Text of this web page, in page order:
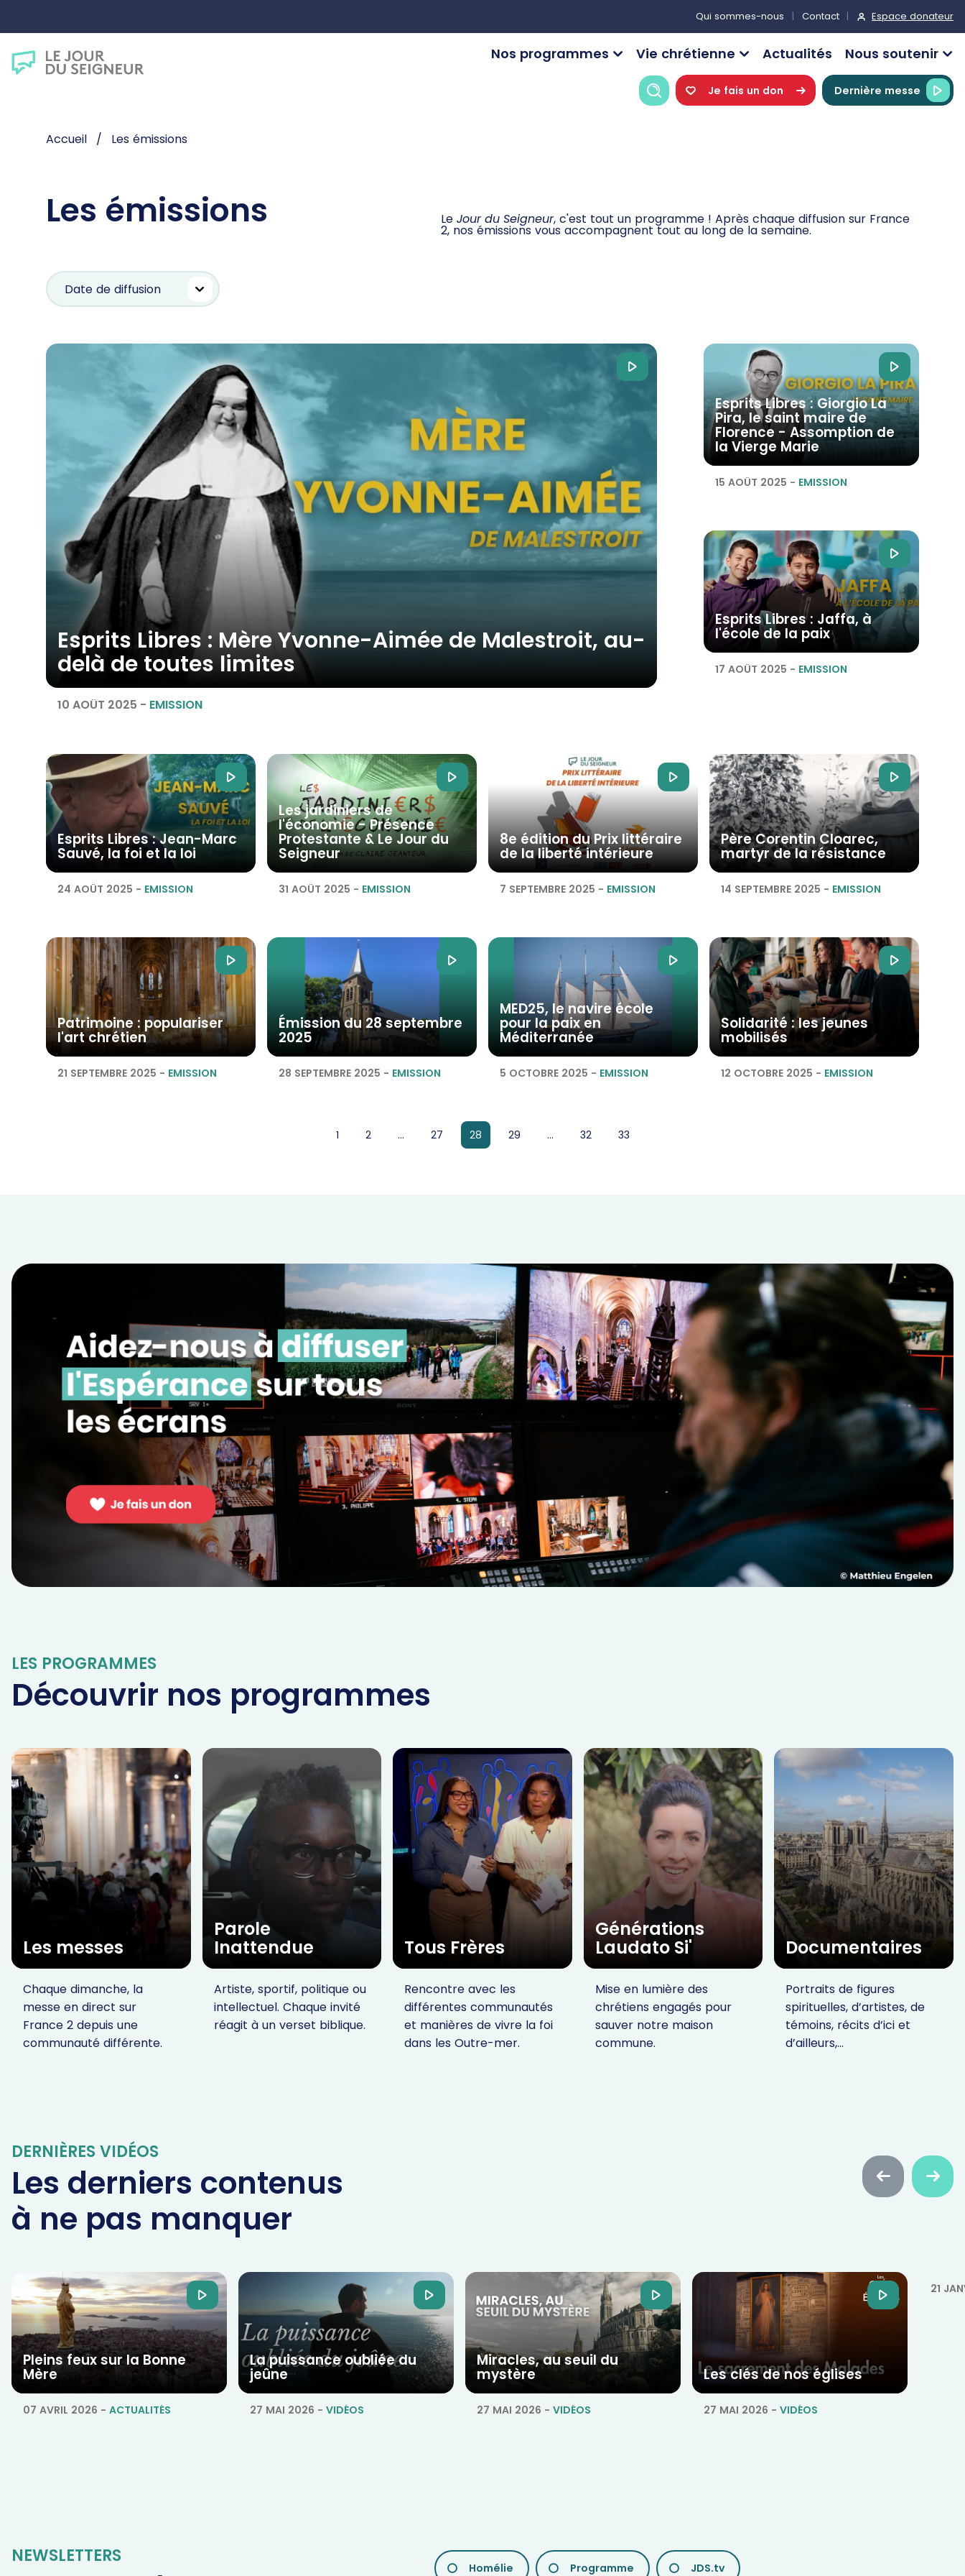
Qui sommes-nous Contact Espace donateur
Nos programmes Vie chrétienne Actualités Nous soutenir
RechercheJe fais un don Dernière messe
Accueil Les émissions
Les émissions LeJour du Seigneur, c'est tout un programme ! Après chaque diffusion sur France
2, nos émissions vous accompagnent tout au long de la semaine.
Esprits Libres : Mère Yvonne-Aimée de Malestroit, au-
delà de toutes limites
10 AOÛT 2025 - EMISSION
Esprits Libres : Giorgio La
Pira, le saint maire de
Florence - Assomption de
la Vierge Marie
15 AOÛT 2025 - EMISSION
Esprits Libres : Jaffa, à
l'école de la paix
17 AOÛT 2025 - EMISSION
Esprits Libres : Jean-Marc
Sauvé, la foi et la loi
24 AOÛT 2025 - EMISSION
Les jardiniers de
l'économie - Présence
Protestante & Le Jour du
Seigneur
31 AOÛT 2025 - EMISSION
8e édition du Prix littéraire
de la liberté intérieure
7 SEPTEMBRE 2025 - EMISSION
Père Corentin Cloarec,
martyr de la résistance
14 SEPTEMBRE 2025 - EMISSION
Patrimoine : populariser
l'art chrétien
21 SEPTEMBRE 2025 - EMISSION
Émission du 28 septembre
2025
28 SEPTEMBRE 2025 - EMISSION
MED25, le navire école
pour la paix en
Méditerranée
5 OCTOBRE 2025 - EMISSION
Solidarité : les jeunes
mobilisés
12 OCTOBRE 2025 - EMISSION
page
1 page
2 ... page
27 28 page
29 ... page
32 page
33
LES PROGRAMMES
Découvrir nos programmes
Les messes
Chaque dimanche, la
messe en direct sur
France 2 depuis une
communauté différente.
Parole
Inattendue
Artiste, sportif, politique ou
intellectuel. Chaque invité
réagit à un verset biblique.
Tous Frères
Rencontre avec les
différentes communautés
et manières de vivre la foi
dans les Outre-mer.
Générations
Laudato Si'
Mise en lumière des
chrétiens engagés pour
sauver notre maison
commune.
Documentaires
Portraits de figures
spirituelles, d’artistes, de
témoins, récits d’ici et
d’ailleurs,…
DERNIÈRES VIDÉOS
Les derniers contenus
à ne pas manquer
Pleins feux sur la Bonne
Mère
07 AVRIL 2026 - ACTUALITÉS
La puissance oubliée du
jeûne
27 MAI 2026 - VIDÉOS
Miracles, au seuil du
mystère
27 MAI 2026 - VIDÉOS
Les clés de nos églises
27 MAI 2026 - VIDÉOS
21
Faire
défiler
Faire
défiler
NEWSLETTERS
LES
DIFFÉRENTESHomélie Programme JDS.tv